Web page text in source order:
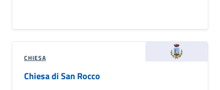
CHIESA
Chiesa di San Rocco